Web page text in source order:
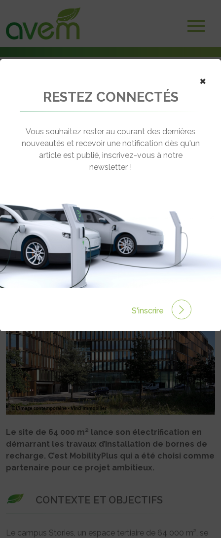
Lancement des travaux IRVE pour le site Stories à Saint-Ouen
← Revenir aux actualités
POUR LE SITE STORIES À SAINT-
OUEN
Rédigé par Camille LEHOUX le 18 Sep 2025 à 10:17
commentaires
Le site de 64 000 m² lance son électrification en
démarrant les travaux d’installation de bornes de
recharge. C’est MobilityPlus qui a été choisi comme
partenaire pour ce projet ambitieux.
CONTEXTE ET OBJECTIFS
Le campus Stories, un espace tertiaire de 64 000 m², se
×
RESTEZ CONNECTÉS
Vous souhaitez rester au courant des dernières
nouveautés et recevoir une notification dès qu'un
article est publié, inscrivez-vous à notre
newsletter !
S'inscrire